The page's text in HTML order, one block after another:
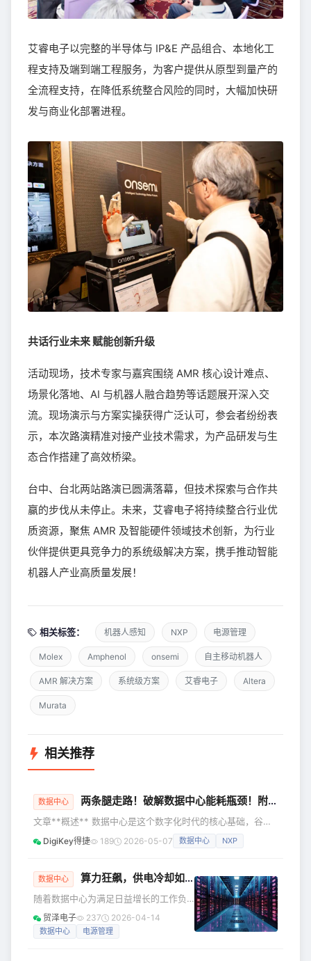
艾睿电子以完整的半导体与 IP&E 产品组合、本地化工
程支持及端到端工程服务，为客户提供从原型到量产的
全流程支持，在降低系统整合风险的同时，大幅加快研
发与商业化部署进程。
共话行业未来 赋能创新升级
活动现场，技术专家与嘉宾围绕 AMR 核心设计难点、
场景化落地、AI 与机器人融合趋势等话题展开深入交
流。现场演示与方案实操获得广泛认可，参会者纷纷表
示，本次路演精准对接产业技术需求，为产品研发与生
态合作搭建了高效桥梁。
台中、台北两站路演已圆满落幕，但技术探索与合作共
赢的步伐从未停止。未来，艾睿电子将持续整合行业优
质资源，聚焦 AMR 及智能硬件领域技术创新，为行业
伙伴提供更具竞争力的系统级解决方案，携手推动智能
机器人产业高质量发展！
相关标签： 机器人感知 NXP 电源管理
Molex Amphenol onsemi 自主移动机器人
AMR 解决方案 系统级方案 艾睿电子 Altera
Murata
相关推荐
数据中心 两条腿走路！破解数据中心能耗瓶颈！附完整报告
文章**概述** 数据中心是这个数字化时代的核心基础，谷
歌、亚马逊、脸书（Meta）、英伟达等科技巨头都需要数据
中心的强大算力支持。然而，随着生成式AI的兴起，数据中心
绿色转型成为突破口。通过AI**加速与能源优化**解决方案，
推动数据中心向高效、低碳方向发展。 最新的市场趋势报
告，概述数据中心的基础信息，分析AI加速与能源优化如何驱
动数据中心
DigiKey得捷 189 2026-05-07 数据中心 NXP
数据中心 算力狂飙，供电冷却如何跟上？解读面向未来的数据中心智能策略
随着数据中心为满足日益增长的工作负
载需求而在单位面积内集成更多计算能
力，如何为各类IT设备、冷却技术及其他
贸泽电子 237 2026-04-14
数据中心 电源管理